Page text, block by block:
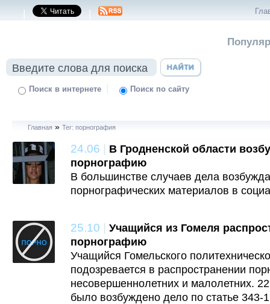
| |
Поиск в интернете | Поиск по сайту
Главная » Тег: порнография
24.06 | В Гродненской области
порнографию
В большинстве случаев дела
порнографических материалов в
25.10 | Учащийся из Гомеля
порнографию
Учащийся Гомельского
подозревается в распространении
несовершеннолетних и малолетних.
было возбуждено дело по статье 343-